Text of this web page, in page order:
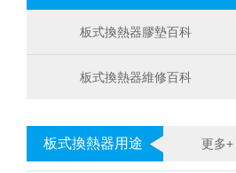
板式換熱器膠墊百科
板式換熱器維修百科
更多+
板式換熱器用途